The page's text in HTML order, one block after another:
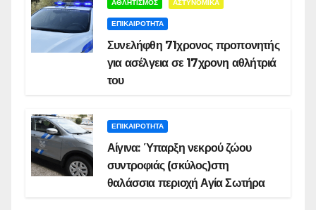
ΑΘΛΗΤΙΣΜΟΣ ΑΣΤΥΝΟΜΙΚΑ
ΕΠΙΚΑΙΡΟΤΗΤΑ
Συνελήφθη 71χρονος προπονητής
για ασέλγεια σε 17χρονη αθλήτριά
του
ΕΠΙΚΑΙΡΟΤΗΤΑ
Αίγινα: Ύπαρξη νεκρού ζώου
συντροφιάς (σκύλος)στη
θαλάσσια περιοχή Αγία Σωτήρα